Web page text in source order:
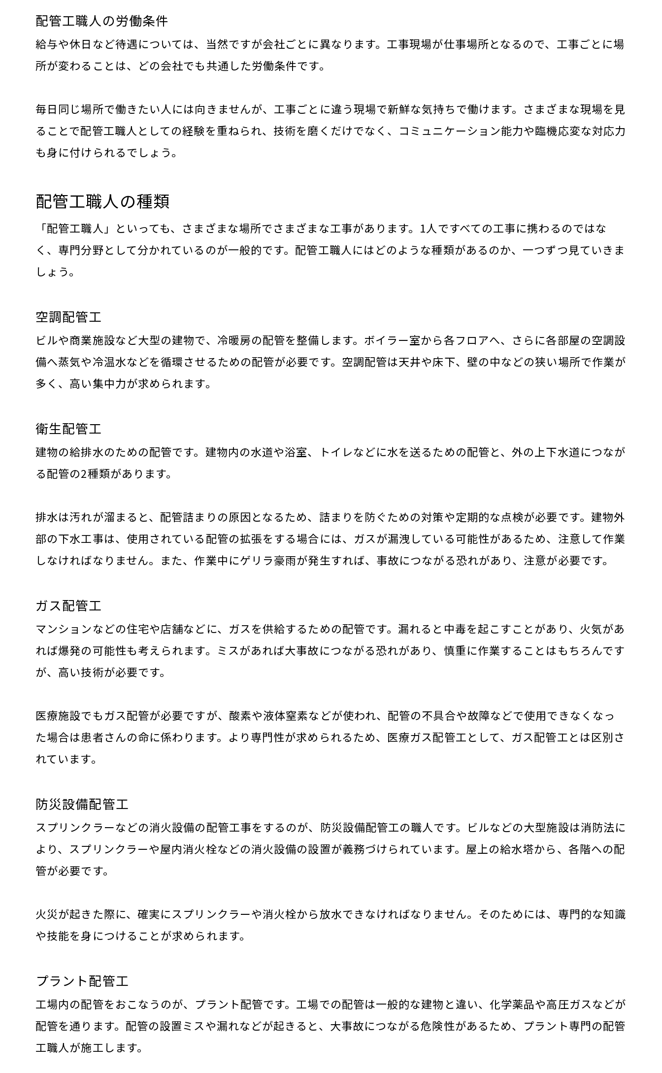
配管工職人の労働条件
給与や休日など待遇については、当然ですが会社ごとに異なります。工事現場が仕事場所となるので、工事ごとに場
所が変わることは、どの会社でも共通した労働条件です。
毎日同じ場所で働きたい人には向きませんが、工事ごとに違う現場で新鮮な気持ちで働けます。さまざまな現場を見
ることで配管工職人としての経験を重ねられ、技術を磨くだけでなく、コミュニケーション能力や臨機応変な対応力
も身に付けられるでしょう。
配管工職人の種類
「配管工職人」といっても、さまざまな場所でさまざまな工事があります。1人ですべての工事に携わるのではな
く、専門分野として分かれているのが一般的です。配管工職人にはどのような種類があるのか、一つずつ見ていきま
しょう。
空調配管工
ビルや商業施設など大型の建物で、冷暖房の配管を整備します。ボイラー室から各フロアへ、さらに各部屋の空調設
備へ蒸気や冷温水などを循環させるための配管が必要です。空調配管は天井や床下、壁の中などの狭い場所で作業が
多く、高い集中力が求められます。
衛生配管工
建物の給排水のための配管です。建物内の水道や浴室、トイレなどに水を送るための配管と、外の上下水道につなが
る配管の2種類があります。
排水は汚れが溜まると、配管詰まりの原因となるため、詰まりを防ぐための対策や定期的な点検が必要です。建物外
部の下水工事は、使用されている配管の拡張をする場合には、ガスが漏洩している可能性があるため、注意して作業
しなければなりません。また、作業中にゲリラ豪雨が発生すれば、事故につながる恐れがあり、注意が必要です。
ガス配管工
マンションなどの住宅や店舗などに、ガスを供給するための配管です。漏れると中毒を起こすことがあり、火気があ
れば爆発の可能性も考えられます。ミスがあれば大事故につながる恐れがあり、慎重に作業することはもちろんです
が、高い技術が必要です。
医療施設でもガス配管が必要ですが、酸素や液体窒素などが使われ、配管の不具合や故障などで使用できなくなっ
た場合は患者さんの命に係わります。より専門性が求められるため、医療ガス配管工として、ガス配管工とは区別さ
れています。
防災設備配管工
スプリンクラーなどの消火設備の配管工事をするのが、防災設備配管工の職人です。ビルなどの大型施設は消防法に
より、スプリンクラーや屋内消火栓などの消火設備の設置が義務づけられています。屋上の給水塔から、各階への配
管が必要です。
火災が起きた際に、確実にスプリンクラーや消火栓から放水できなければなりません。そのためには、専門的な知識
や技能を身につけることが求められます。
プラント配管工
工場内の配管をおこなうのが、プラント配管です。工場での配管は一般的な建物と違い、化学薬品や高圧ガスなどが
配管を通ります。配管の設置ミスや漏れなどが起きると、大事故につながる危険性があるため、プラント専門の配管
工職人が施工します。